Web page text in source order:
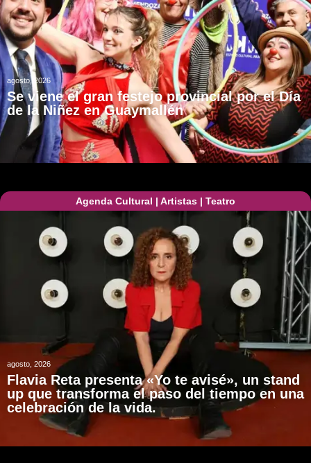
agosto, 2026
Se viene el gran festejo provincial por el Día
de la Niñez en Guaymallén
Agenda Cultural | Artistas | Teatro
agosto, 2026
Flavia Reta presenta «Yo te avisé», un stand
up que transforma el paso del tiempo en una
celebración de la vida.